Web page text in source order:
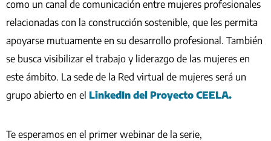
como un canal de comunicación entre mujeres profesionales
relacionadas con la construcción sostenible, que les permita
apoyarse mutuamente en su desarrollo profesional. También
se busca visibilizar el trabajo y liderazgo de las mujeres en
este ámbito. La sede de la Red virtual de mujeres será un
grupo abierto en el LinkedIn del Proyecto CEELA.
Te esperamos en el primer webinar de la serie,